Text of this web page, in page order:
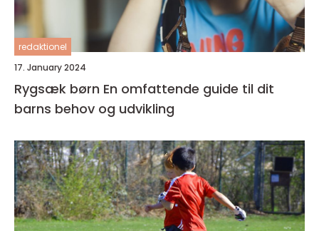
redaktionel
17. January 2024
Rygsæk børn En omfattende guide til dit
barns behov og udvikling